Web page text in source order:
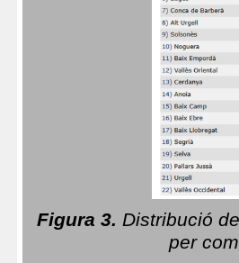
Figura 3. Distribució
per